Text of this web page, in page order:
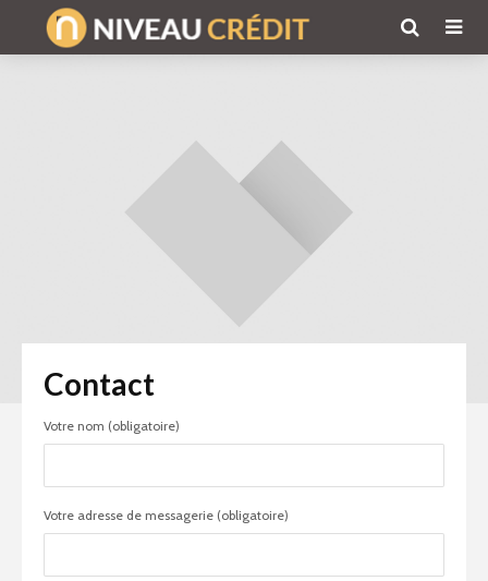
Contact
Votre nom (obligatoire)
Votre adresse de messagerie (obligatoire)